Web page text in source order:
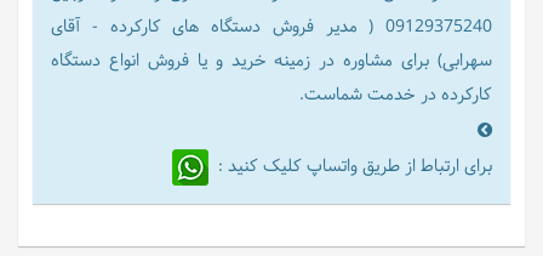
09129375240 ( مدیر فروش دستگاه های کارکرده - آقای
سهرابی) برای مشاوره در زمینه خرید و یا فروش انواع دستگاه
کارکرده در خدمت شماست.
برای ارتباط از طریق واتساپ کلیک کنید :